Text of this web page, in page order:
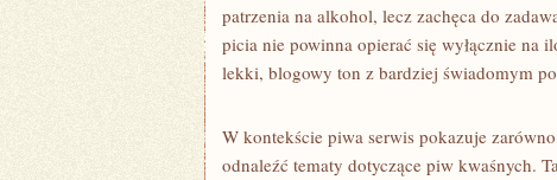
patrzenia na alkohol, lecz zachęca do
picia nie powinna opierać się wyłącznie na
lekki, blogowy ton z bardziej świadomym
W kontekście piwa serwis pokazuje
odnaleźć tematy dotyczące piw kwaśnych.